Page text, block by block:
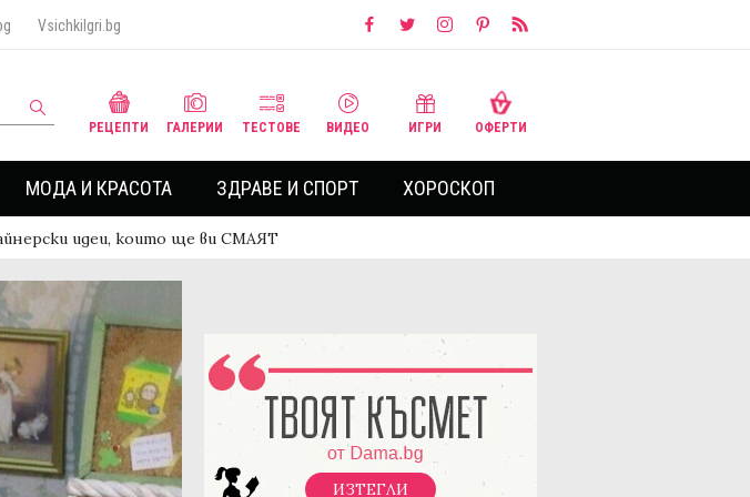
VsichkiIgri.bg
РЕЦЕПТИ ГАЛЕРИИ ТЕСТОВЕ ВИДЕО ИГРИ ОФЕРТИ
МОДА И КРАСОТА ЗДРАВЕ И СПОРТ ХОРОСКОП
идеи, които ще ви СМАЯТ
ИЗТЕГЛИ